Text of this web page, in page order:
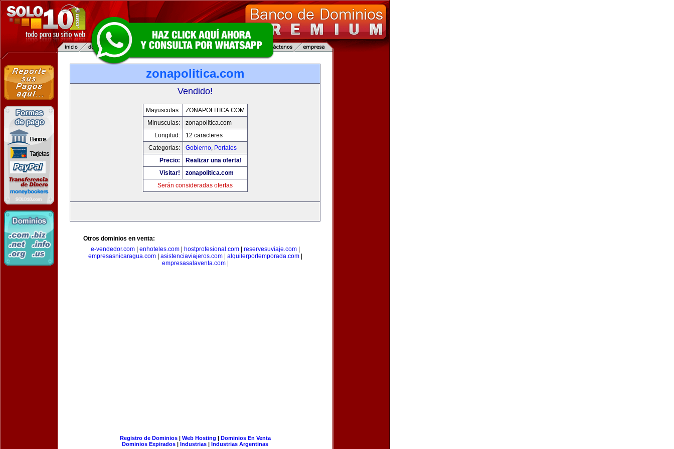
zonapolitica.com
Vendido!
Mayusculas:
ZONAPOLITICA.COM
Minusculas:
zonapolitica.com
Longitud:
12 caracteres
Categorias:
Gobierno, Portales
Precio:
Realizar una oferta!
Visitar!
zonapolitica.com
Serán consideradas ofertas
Otros dominios en venta:
e-vendedor.com| enhoteles.com| hostprofesional.com| reservesuviaje.com|
empresasnicaragua.com| asistenciaviajeros.com| alquilerportemporada.com|
empresasalaventa.com|
Registro de Dominios| Web Hosting | Dominios En Venta
Dominios Expirados | Industrias | Industrias Argentinas